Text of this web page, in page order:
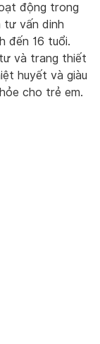
động trong
tư vấn dinh
đến 16 tuổi.
và trang thiết
huyết và giàu
cho trẻ em.